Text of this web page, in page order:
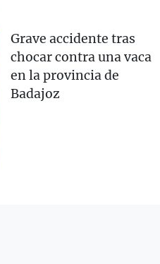
Grave accidente tras
chocar contra una vaca
en la provincia de
Badajoz